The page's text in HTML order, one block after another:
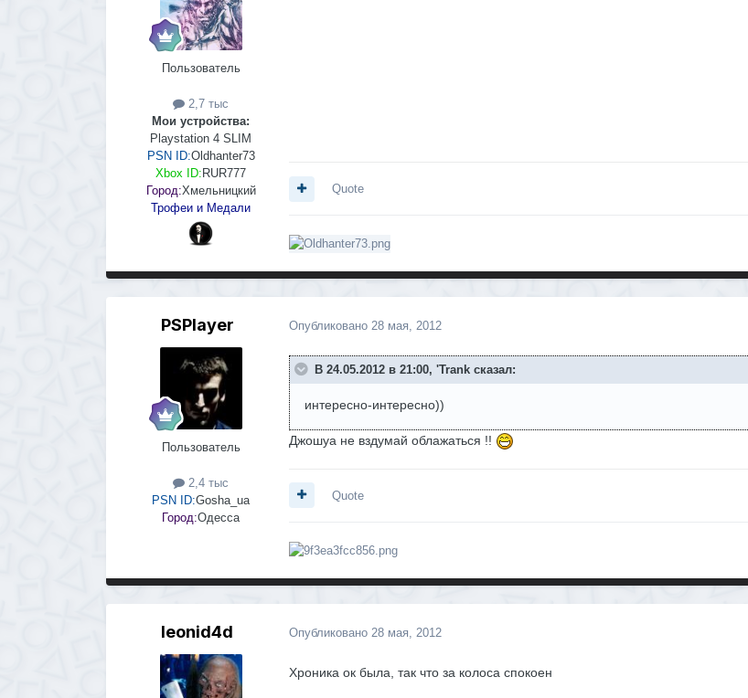
Пользователь
2,7 тыс
Мои устройства:
Playstation 4 SLIM
PSN ID:Oldhanter73
Xbox ID: RUR777
Город:Хмельницкий
Трофеи и Медали
Quote
PSPlayer
Пользователь
2,4 тыс
PSN ID:Gosha_ua
Город:Одесса
Опубликовано 28 мая, 2012
В 24.05.2012 в 21:00, 'Trank сказал:
интересно-интересно))
Джошуа не вздумай облажаться !!
Quote
leonid4d Опубликовано 28 мая, 2012
Хроника ок была, так что за колоса спокоен